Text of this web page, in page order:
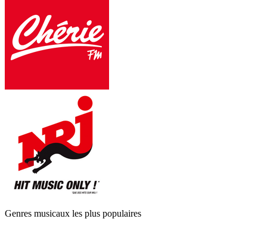
Genres musicaux les plus populaires